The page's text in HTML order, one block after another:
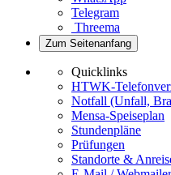
Telegram
Threema
Zum Seitenanfang
Quicklinks
HTWK-
Notfall (Unfall,
Mensa-Speiseplan
Stundenpläne
Prüfungen
Standorte &